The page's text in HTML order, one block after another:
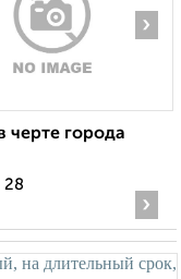
›
города
28
›